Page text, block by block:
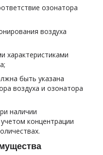
озонатора
воздуха
характеристиками
быть указана
воздуха и озонатора
наличии
концентрации